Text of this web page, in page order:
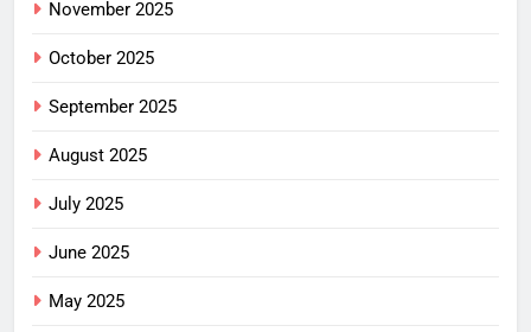
November 2025
October 2025
September 2025
August 2025
July 2025
June 2025
May 2025